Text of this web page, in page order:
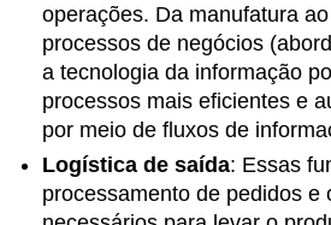
operações. Da manufatura
processos de negócios
a tecnologia da informação
processos mais eficientes e
por meio de fluxos de
Logística de saída: Essas
processamento de pedidos e